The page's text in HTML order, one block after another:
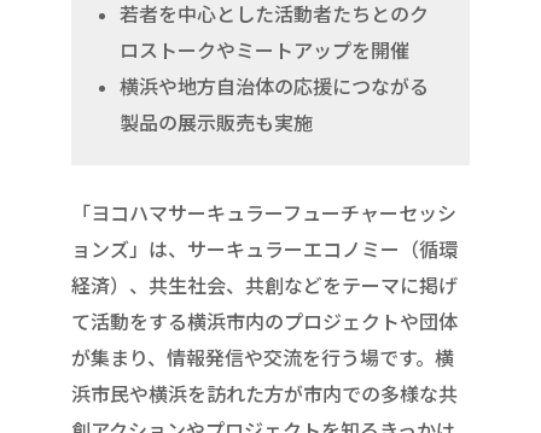
若者を中心とした活動者たちとのク
ロストークやミートアップを開催
横浜や地方自治体の応援につながる
製品の展示販売も実施
「ヨコハマサーキュラーフューチャーセッシ
ョンズ」は、サーキュラーエコノミー（循環
経済）、共生社会、共創などをテーマに掲げ
て活動をする横浜市内のプロジェクトや団体
が集まり、情報発信や交流を行う場です。横
浜市民や横浜を訪れた方が市内での多様な共